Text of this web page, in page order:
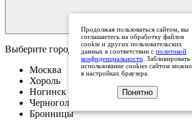
Выберите город
Москва
Хороль
Ногинск
Черноголовка
Бронницы
Продолжая пользоваться сайтом, вы
соглашаетесь на обработку файлов
cookie и других пользовательских
данных в соответствии с политикой
конфиденциальности . Заблокировать
использование cookies сайтом можно
в настройках браузера.
Понятно